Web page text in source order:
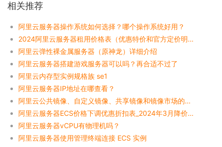
相关推荐
阿里云服务器操作系统如何选择？哪个操作系统好用？
2024阿里云服务器租用价格表（优惠特价和官方定价明细表）
阿里云弹性裸金属服务器（原神龙）详细介绍
阿里云服务器搭建游戏服务器可以吗？再合适不过了
阿里云内存型实例规格族 se1
阿里云服务器IP地址在哪查看？
阿里云公共镜像、自定义镜像、共享镜像和镜像市场的区别
阿里云服务器ECS价格下调优惠折扣表_2024年3月降价整理
阿里云服务器vCPU有物理机吗？
阿里云服务器使用管理终端连接 ECS 实例